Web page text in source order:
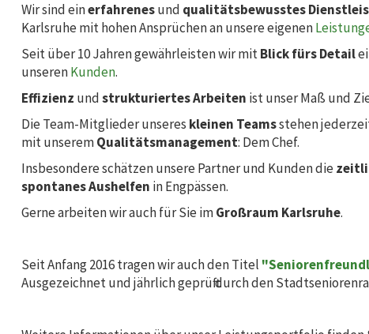
Wir sind einerfahrenesund qualitätsbewusstes
Karlsruhe mit hohen Ansprüchen an unsere eigenen
Seit über 10 Jahren gewährleisten wir mitBlick fürs Detail
unserenKunden.
Effizienz undstrukturiertes Arbeiten ist unser Maß und
Die Team-Mitglieder unseres kleinen Teamsstehen
mit unseremQualitätsmanagement: Dem Chef.
Insbesondere schätzen unsere Partner und Kunden die
spontanes Aushelfen in Engpässen.
Gerne arbeiten wir auch für Sie imGroßraum Karlsruhe.
Seit Anfang 2016 tragen wir auch den Titel
Ausgezeichnet und jährlich geprüft durch den